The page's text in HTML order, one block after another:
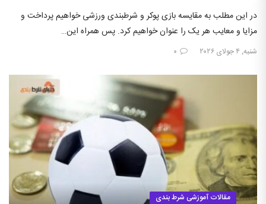
در این مطلب به مقایسه بازی پوکر و شرطبندی ورزشی خواهیم پرداخت و
مزایا و معایب هر یک را عنوان خواهیم کرد. پس همراه این…
شنبه, ۴ جولای ۲۰۲۶ ۰
مقالات آموزشی شرط بندی